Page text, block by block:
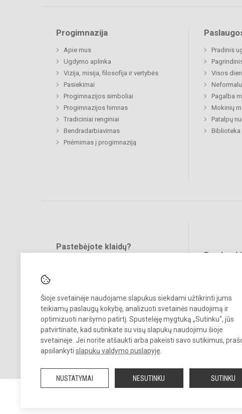
Šioje svetainėje naudojame slapukus siekdami užtikrinti jums
teikiamų paslaugų kokybę, analizuoti svetainės naudojimą ir
optimizuoti naršymo patirtį. Spustelėję mygtuką „Sutinku“, jūs
patvirtinate, kad sutinkate su visų slapukų naudojimu šioje
svetainėje. Jei norite atšaukti arba pakeisti savo sutikimus,
apsilankyti slapukų valdymo puslapyje
NUSTATYMAI NESUTINKU SUTINKU
Progimnazija
Apie mus
Ugdymo aplinka
Vizija, misija, filosofija ir vertybės
Pasiekimai
Progimnazijos simboliai
Progimnazijos himnas
Tradiciniai renginiai
Bendradarbiavimas
Priėmimas į progimnaziją
Pradinis
Visos
Pagalba
Mokinių
Patalpų
Biblioteka
Pastebėjote klaidų?
© 2024. Vilniaus Jeruzalės progimnazija. Visos teisės saugomos.
Kopijuoti turinį be raštiško gimnazijos sutikimo griežtai draudžiama.